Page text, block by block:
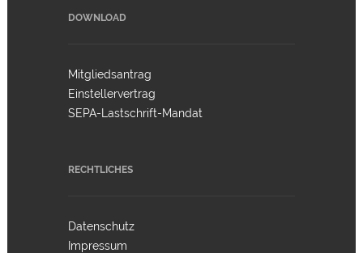
DOWNLOAD
Mitgliedsantrag
Einstellervertrag
SEPA-Lastschrift-Mandat
RECHTLICHES
Datenschutz
Impressum